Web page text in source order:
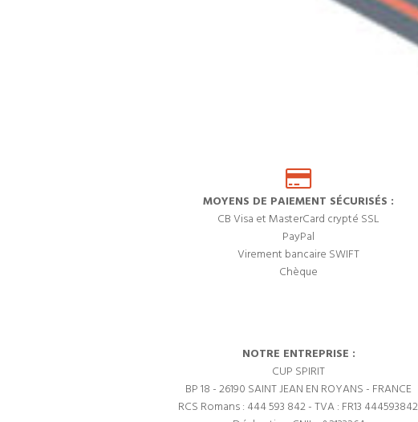
MOYENS DE PAIEMENT SÉCURISÉS :
CB Visa et MasterCard crypté SSL
PayPal
Virement bancaire SWIFT
Chèque
NOTRE ENTREPRISE :
CUP SPIRIT
BP 18 - 26190 SAINT JEAN EN ROYANS - FRANCE
RCS Romans : 444 593 842 - TVA : FR13